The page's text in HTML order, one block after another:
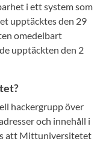
i ett system som
upptäcktes den 29
omedelbart
upptäckten den 2
hackergrupp över
och innehåll i
att Mittuniversitetet